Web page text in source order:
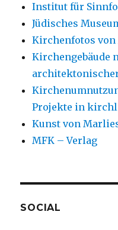
Institut für
Jüdisches
Kirchenfotos von
Kirchengebäude
Projekte in
Kunst von
MFK – Verlag
SOCIAL